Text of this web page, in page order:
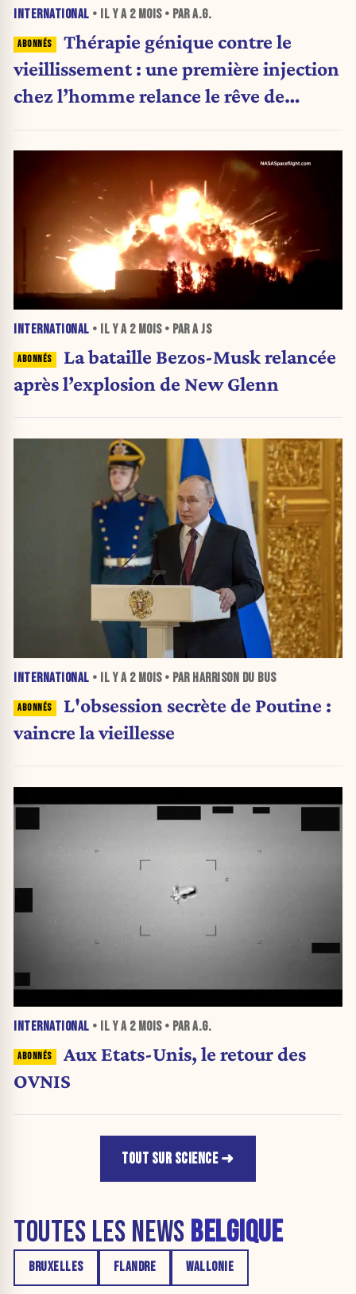
INTERNATIONAL • IL Y A 2 MOIS• PAR A.G.
Thérapie génique contre le
vieillissement : une première injection
chez l’homme relance le rêve de
INTERNATIONAL • IL Y A 2 MOIS• PAR A JS
La bataille Bezos-Musk relancée
après l’explosion de New Glenn
INTERNATIONAL • IL Y A 2 MOIS• PAR HARRISON DU BUS
L'obsession secrète de Poutine :
vaincre la vieillesse
INTERNATIONAL • IL Y A 2 MOIS• PAR A.G.
Aux Etats-Unis, le retour des
OVNIS
TOUT SUR SCIENCE
TOUTES LES NEWS BELGIQUE
BRUXELLES FLANDRE WALLONIE